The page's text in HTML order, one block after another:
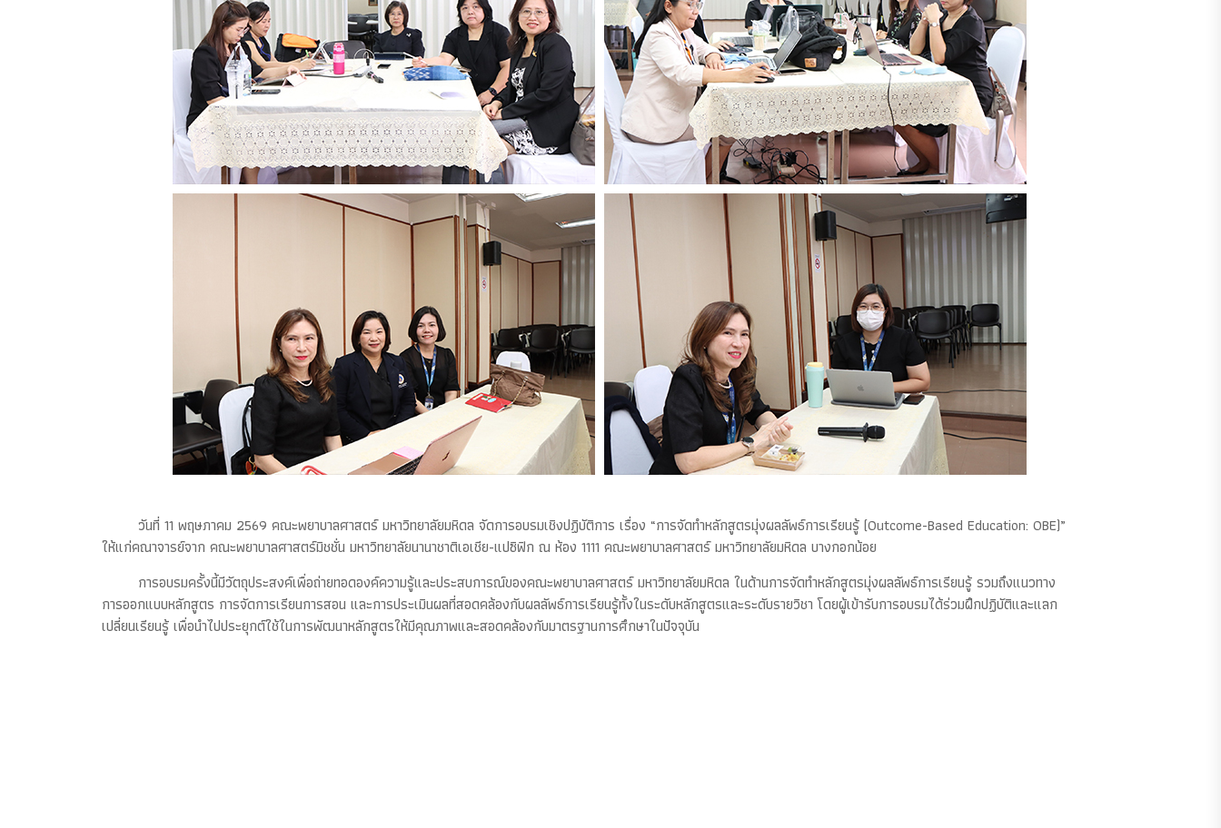
วันที่ 11 พฤษภาคม 2569 คณะพยาบาลศาสตร์ มหาวิทยาลัยมหิดล จัดการอบรมเชิงปฏิบัติการ เรื่อง “การจัดทำหลักสูตรมุ่งผลลัพธ์การเรียนรู้ (Outcome-Based Education: OBE)”
ให้แก่คณาจารย์จาก คณะพยาบาลศาสตร์มิชชั่น มหาวิทยาลัยนานาชาติเอเชีย-แปซิฟิก ณ ห้อง 1111 คณะพยาบาลศาสตร์ มหาวิทยาลัยมหิดล บางกอกน้อย
การอบรมครั้งนี้มีวัตถุประสงค์เพื่อถ่ายทอดองค์ความรู้และประสบการณ์ของคณะพยาบาลศาสตร์ มหาวิทยาลัยมหิดล ในด้านการจัดทำหลักสูตรมุ่งผลลัพธ์การเรียนรู้ รวมถึงแนวทาง
การออกแบบหลักสูตร การจัดการเรียนการสอน และการประเมินผลที่สอดคล้องกับผลลัพธ์การเรียนรู้ทั้งในระดับหลักสูตรและระดับรายวิชา โดยผู้เข้ารับการอบรมได้ร่วมฝึกปฏิบัติและแลก
เปลี่ยนเรียนรู้ เพื่อนำไปประยุกต์ใช้ในการพัฒนาหลักสูตรให้มีคุณภาพและสอดคล้องกับมาตรฐานการศึกษาในปัจจุบัน